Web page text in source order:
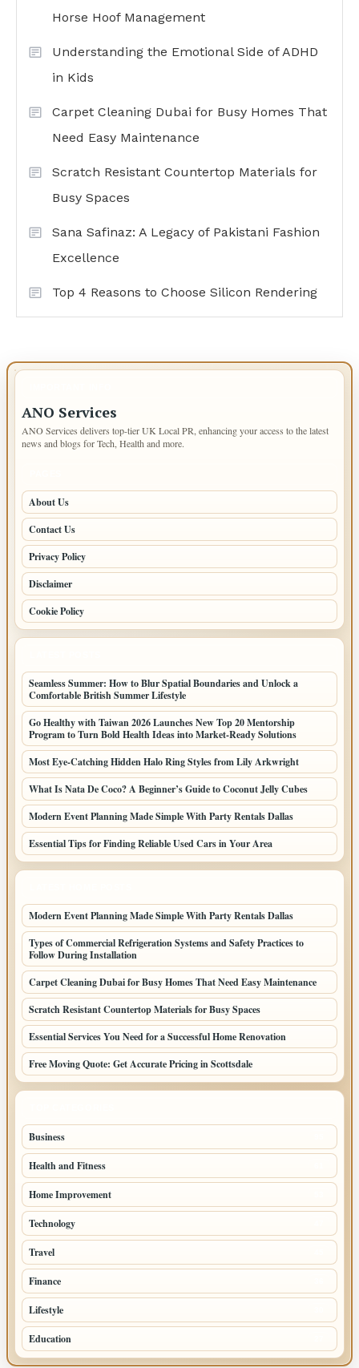
Horse Hoof Management
Understanding the Emotional Side of ADHD
in Kids
Carpet Cleaning Dubai for Busy Homes That
Need Easy Maintenance
Scratch Resistant Countertop Materials for
Busy Spaces
Sana Safinaz: A Legacy of Pakistani Fashion
Excellence
Top 4 Reasons to Choose Silicon Rendering
ANO Services
ANO Services delivers top-tier UK Local PR, enhancing your access to the latest
news and blogs for Tech, Health and more.
About Us
Contact Us
Privacy Policy
Disclaimer
Cookie Policy
Seamless Summer: How to Blur Spatial Boundaries and Unlock a
Comfortable British Summer Lifestyle
Go Healthy with Taiwan 2026 Launches New Top 20 Mentorship
Program to Turn Bold Health Ideas into Market-Ready Solutions
Most Eye-Catching Hidden Halo Ring Styles from Lily Arkwright
What Is Nata De Coco? A Beginner’s Guide to Coconut Jelly Cubes
Modern Event Planning Made Simple With Party Rentals Dallas
Essential Tips for Finding Reliable Used Cars in Your Area
Modern Event Planning Made Simple With Party Rentals Dallas
Types of Commercial Refrigeration Systems and Safety Practices to
Follow During Installation
Carpet Cleaning Dubai for Busy Homes That Need Easy Maintenance
Scratch Resistant Countertop Materials for Busy Spaces
Essential Services You Need for a Successful Home Renovation
Free Moving Quote: Get Accurate Pricing in Scottsdale
Business
Health and Fitness
Home Improvement
Technology
Travel
Finance
Lifestyle
Education